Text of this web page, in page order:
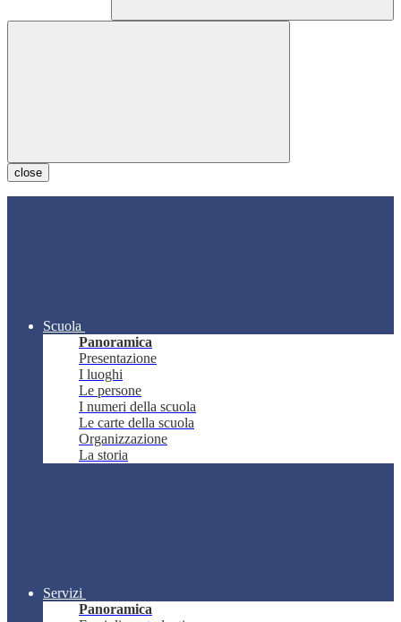
close
Scuola
Panoramica
Presentazione
I luoghi
Le persone
I numeri della scuola
Le carte della scuola
Organizzazione
La storia
Servizi
Panoramica